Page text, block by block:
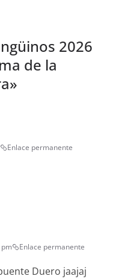
2026
de la
»
Enlace permanente
Enlace permanente
Duero jaajaj